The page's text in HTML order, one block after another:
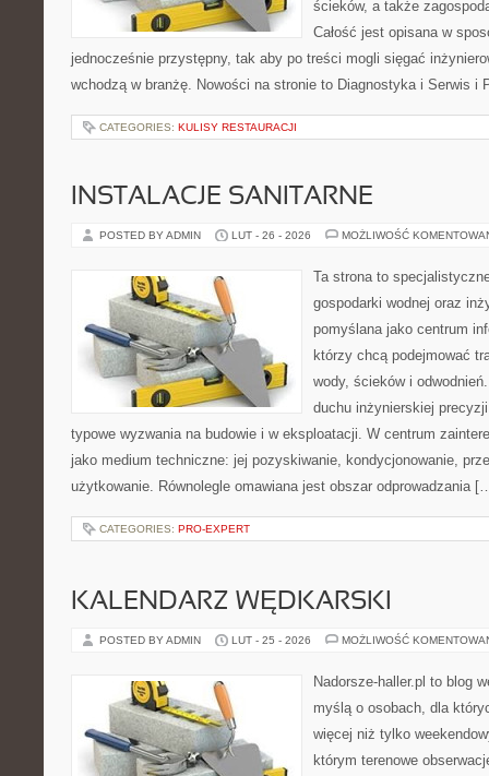
ścieków, a także
Całość jest opisana w
jednocześnie przystępny, tak aby po treści mogli sięgać
wchodzą w branżę. Nowości na stronie to Diagnostyka i Serwis i
CATEGORIES: KULISY RESTAURACJI
INSTALACJE SANITARNE
POSTED BY ADMIN LUT - 26 - 2026 MOŻLIWOŚĆ
Ta strona to
gospodarki wodnej oraz
pomyślana jako centrum
którzy chcą podejmować
wody, ścieków i
duchu inżynierskiej
typowe wyzwania na budowie i w eksploatacji. W centrum
jako medium techniczne: jej pozyskiwanie, kondycjonowanie,
użytkowanie. Równolegle omawiana jest obszar odprowadzania
CATEGORIES: PRO-EXPERT
KALENDARZ WĘDKARSKI
POSTED BY ADMIN LUT - 25 - 2026 MOŻLIWOŚĆ
Nadorsze-haller.pl to blog
myślą o osobach, dla
więcej niż tylko
którym terenowe